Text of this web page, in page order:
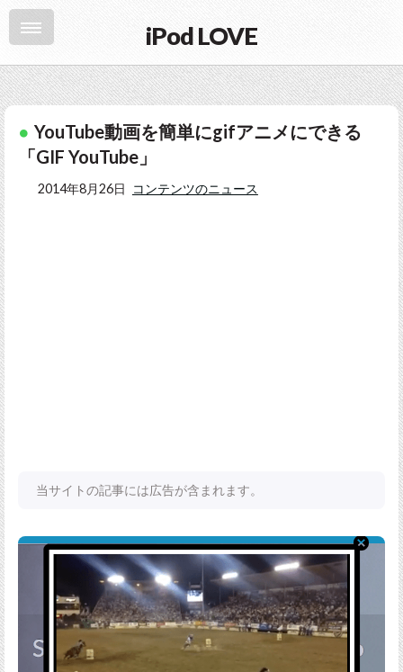
iPod LOVE
YouTube動画を簡単にgifアニメにできる
「GIF YouTube」
2014年8月26日 コンテンツのニュース
当サイトの記事には広告が含まれます。